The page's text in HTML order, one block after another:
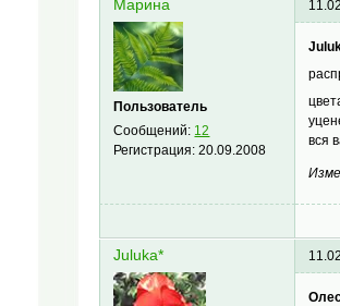
Марина
Пользователь
Сообщений: 12
Регистрация:20.09.2008
вся
Juluka*